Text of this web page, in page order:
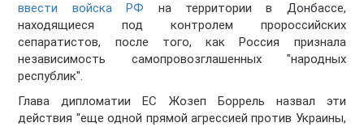
ввести войска РФ на территории в Донбассе,
находящиеся под контролем пророссийских
сепаратистов, после того, как Россия признала
независимость самопровозглашенных "народных
республик".
Глава дипломатии ЕС Жозеп Боррель назвал эти
действия "еще одной прямой агрессией против Украины,